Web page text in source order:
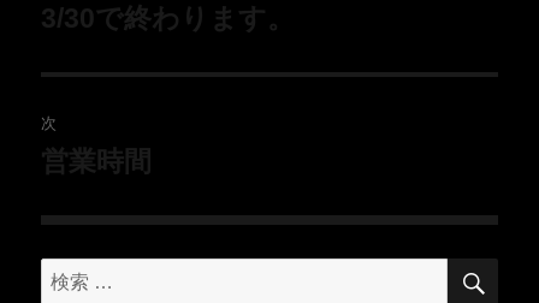
3/30で終わります。
次
営業時間